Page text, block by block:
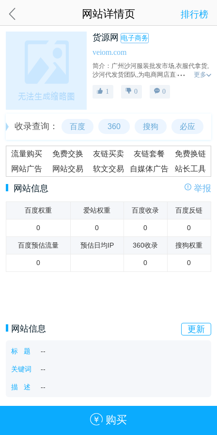
网站详情页 排行榜
货源网 电子商务
veiom.com
简介：广州沙河服装批发市场,衣服代拿货,
沙河代发货团队,为电商网店直播代理提供
货源,支持一件代发平台网站,专业的女装批
更多
1 0 0
收录查询： 百度 360 搜狗 必应
流量购买 免费交换 友链买卖 友链套餐
免费换链
网站广告
网站交易 软文交易 自媒体广告 站长工具
网站信息 举报
百度权重 爱站权重 百度收录 百度反链
0 0 0 0
百度预估流量 预估日均IP 360收录 搜狗权重
0 0 0
网站信息 更新
标 题 --
关键词 --
描 述 --
购买